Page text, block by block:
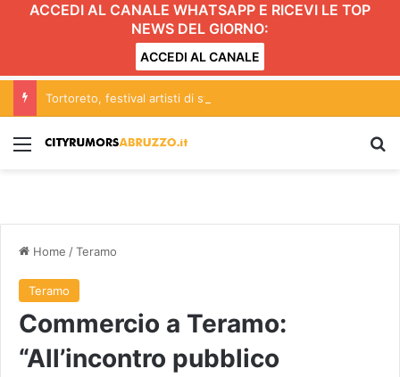
ACCEDI AL CANALE WHATSAPP E RICEVI LE TOP
NEWS DEL GIORNO:
ACCEDI AL CANALE
Menu
Home /Teramo
Teramo
Commercio a Teramo:
“All’incontro pubblico